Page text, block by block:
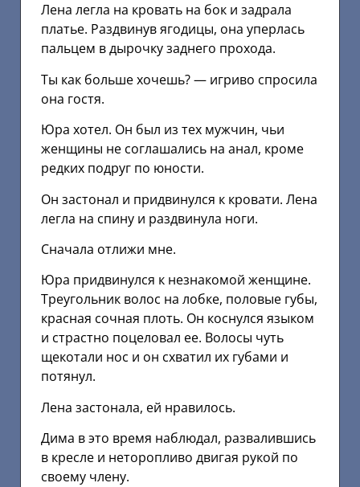
Лена легла на кровать на бок и задрала
платье. Раздвинув ягодицы, она уперлась
пальцем в дырочку заднего прохода.
Ты как больше хочешь? — игриво спросила
она гостя.
Юра хотел. Он был из тех мужчин, чьи
женщины не соглашались на анал, кроме
редких подруг по юности.
Он застонал и придвинулся к кровати. Лена
легла на спину и раздвинула ноги.
Сначала отлижи мне.
Юра придвинулся к незнакомой женщине.
Треугольник волос на лобке, половые губы,
красная сочная плоть. Он коснулся языком
и страстно поцеловал ее. Волосы чуть
щекотали нос и он схватил их губами и
потянул.
Лена застонала, ей нравилось.
Дима в это время наблюдал, развалившись
в кресле и неторопливо двигая рукой по
своему члену.